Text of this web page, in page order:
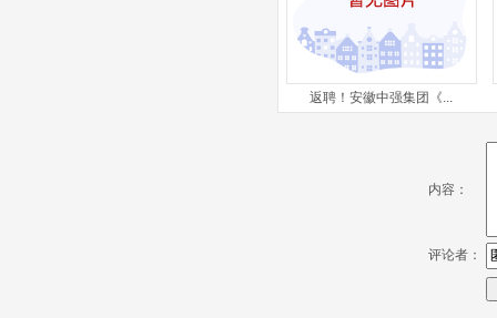
返聘！安徽中强集团《...
内容：
评论者：